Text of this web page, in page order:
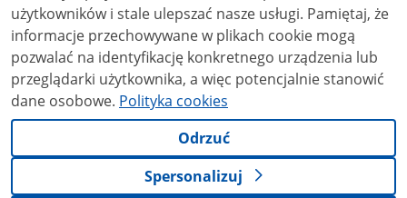
użytkowników i stale ulepszać nasze usługi. Pamiętaj, że
informacje przechowywane w plikach cookie mogą
pozwalać na identyfikację konkretnego urządzenia lub
przeglądarki użytkownika, a więc potencjalnie stanowić
dane osobowe. Polityka cookies
Odrzuć
Spersonalizuj